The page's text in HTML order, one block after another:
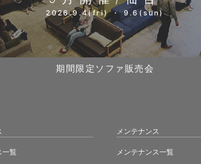
2026.9.4(fri) ・ 9.6(sun)
期間限定ソファ販売会
一覧
メンテナンス
メンテナンス一覧